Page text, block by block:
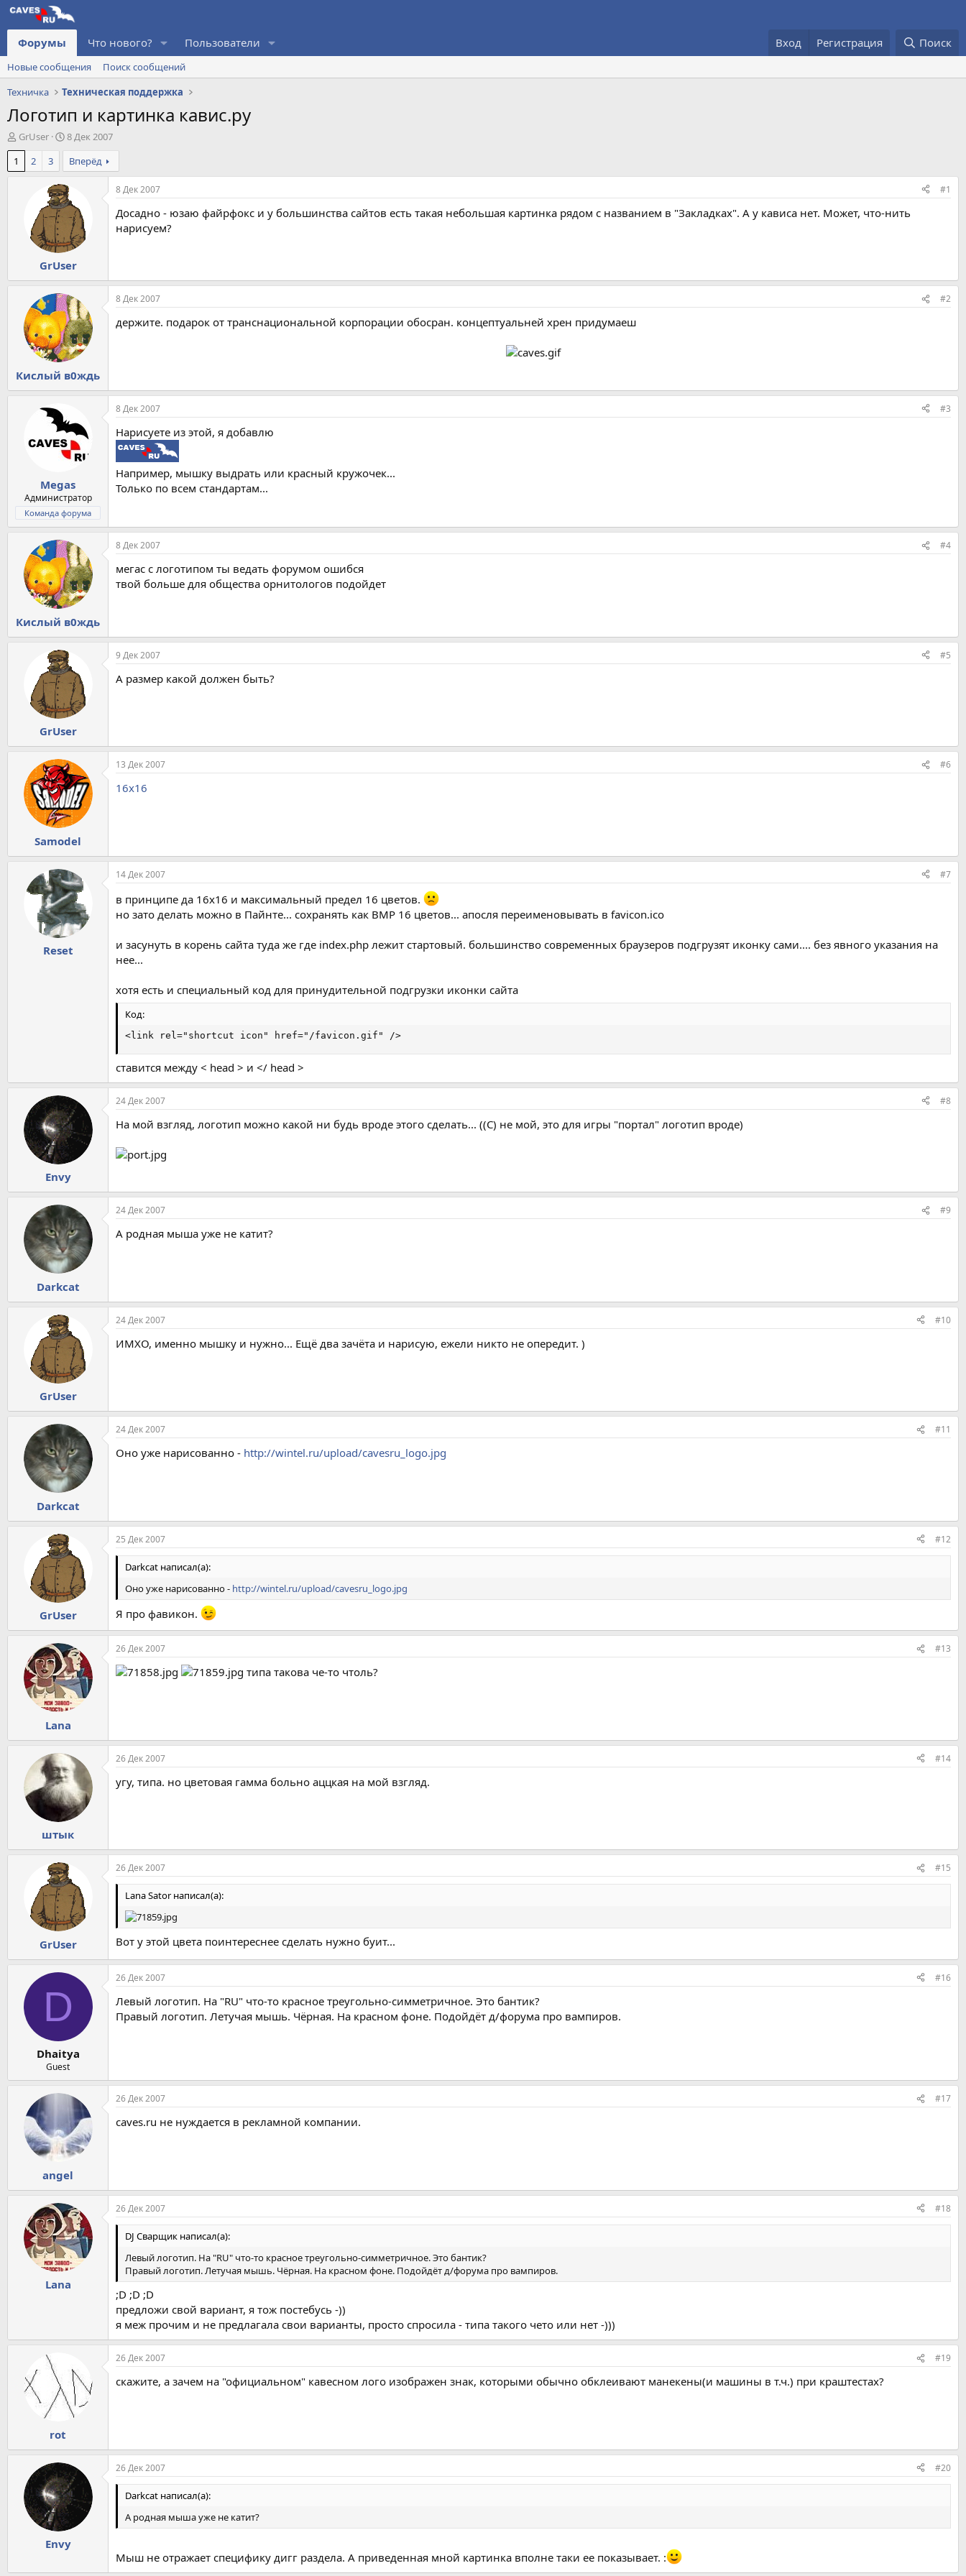
Форумы Что нового? Пользователи Вход Регистрация Поиск
Новые сообщения
Поиск сообщений
Техничка
Техническая поддержка
Логотип и картинка кавис.ру
А
в
о
GrUser
Д
т
а
н
а
л
а
8 Дек 2007
1
2 3 Вперёд
GrUser
8 Дек 2007 #1
Досадно - юзаю файрфокс и у большинства сайтов есть такая небольшая картинка рядом с названием в "Закладках". А у кависа нет. Может, что-нить
нарисуем?
Кислый в0ждь
8 Дек 2007 #2
держите. подарок от транснациональной корпорации обосран. концептуальней хрен придумаеш
Megas
Администратор
Команда форума
8 Дек 2007 #3
Нарисуете из этой, я добавлю
Например, мышку выдрать или красный кружочек...
Только по всем стандартам...
Кислый в0ждь
8 Дек 2007 #4
мегас с логотипом ты ведать форумом ошибся
твой больше для общества орнитологов подойдет
GrUser
9 Дек 2007 #5
А размер какой должен быть?
Samodel
13 Дек 2007 #6
16х16
Reset
14 Дек 2007 #7
в принципе да 16х16 и максимальный предел 16 цветов.
но зато делать можно в Пайнте... сохранять как BMP 16 цветов... апосля переименовывать в favicon.ico
и засунуть в корень сайта туда же где index.php лежит стартовый. большинство современных браузеров подгрузят иконку сами.... без явного указания на
нее...
хотя есть и специальный код для принудительной подгрузки иконки сайта
Код:
<link rel="shortcut icon" href="/favicon.gif" />
ставится между < head > и </ head >
Envy
24 Дек 2007 #8
На мой взгляд, логотип можно какой ни будь вроде этого сделать... ((С) не мой, это для игры "портал" логотип вроде)
Darkcat
24 Дек 2007 #9
А родная мыша уже не катит?
GrUser
24 Дек 2007 #10
ИМХО, именно мышку и нужно... Ещё два зачёта и нарисую, ежели никто не опередит. )
Darkcat
24 Дек 2007 #11
Оно уже нарисованно - http://wintel.ru/upload/cavesru_logo.jpg
GrUser
25 Дек 2007 #12
Darkcat написал(а):
Оно уже нарисованно - http://wintel.ru/upload/cavesru_logo.jpg
Я про фавикон.
Lana
26 Дек 2007 #13
типа такова че-то чтоль?
штык
26 Дек 2007 #14
угу, типа. но цветовая гамма больно аццкая на мой взгляд.
GrUser
26 Дек 2007 #15
Lana Sator написал(а):
Вот у этой цвета поинтереснее сделать нужно буит...
D
Dhaitya
Guest
26 Дек 2007 #16
Левый логотип. На "RU" что-то красное треугольно-симметричное. Это бантик?
Правый логотип. Летучая мышь. Чёрная. На красном фоне. Подойдёт д/форума про вампиров.
angel
26 Дек 2007 #17
caves.ru не нуждается в рекламной компании.
Lana
26 Дек 2007 #18
DJ Сварщик написал(а):
Левый логотип. На "RU" что-то красное треугольно-симметричное. Это бантик?
Правый логотип. Летучая мышь. Чёрная. На красном фоне. Подойдёт д/форума про вампиров.
;D ;D ;D
предложи свой вариант, я тож постебусь -))
я меж прочим и не предлагала свои варианты, просто спросила - типа такого чето или нет -)))
rot
26 Дек 2007 #19
скажите, а зачем на "официальном" кавесном лого изображен знак, которыми обычно обклеивают манекены(и машины в т.ч.) при краштестах?
Envy
26 Дек 2007 #20
Darkcat написал(а):
А родная мыша уже не катит?
Мыш не отражает специфику дигг раздела. А приведенная мной картинка вполне таки ее показывает. :